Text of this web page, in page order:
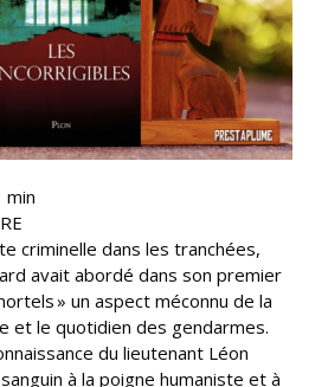
min
criminelle dans les tranchées,
avait abordé dans son premier
» un aspect méconnu de la
et le quotidien des gendarmes.
du lieutenant Léon
à la poigne humaniste et à